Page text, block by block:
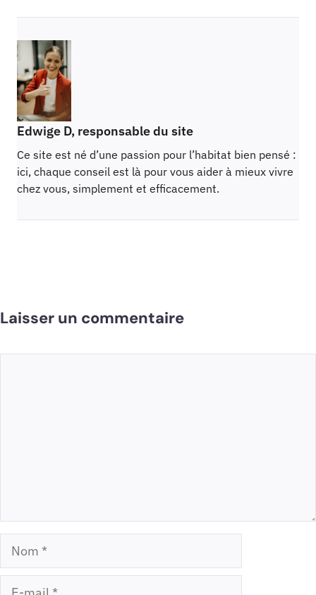
Edwige D, responsable du site
Ce site est né d’une passion pour l’habitat bien pensé :
ici, chaque conseil est là pour vous aider à mieux vivre
chez vous, simplement et efficacement.
Laisser un commentaire
Nom